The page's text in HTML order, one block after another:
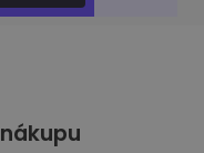
nákupu